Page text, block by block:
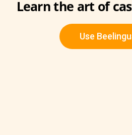
Learn the art of
Use